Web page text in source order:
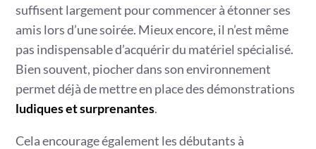
suffisent largement pour commencer à étonner ses
amis lors d’une soirée. Mieux encore, il n’est même
pas indispensable d’acquérir du matériel spécialisé.
Bien souvent, piocher dans son environnement
permet déjà de mettre en place des démonstrations
ludiques et surprenantes.
Cela encourage également les débutants à